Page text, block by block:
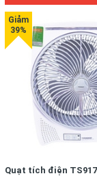
Quạt tích điện